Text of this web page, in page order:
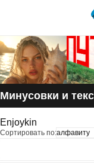
Учитель музыки?
У нас
твои ученики!
Размещай
статьи и видео в разделе
Минусовки и
Enjoykin
Сортировать по:алфавиту